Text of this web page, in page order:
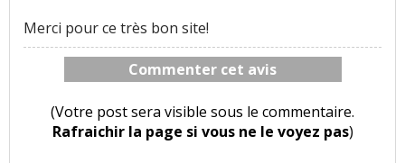
Merci pour ce très bon site!
Commenter cet avis
(Votre post sera visible sous le commentaire.
Rafraichir la page si vous ne le voyez pas)